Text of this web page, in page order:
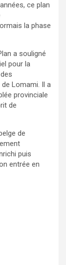
ce plan
la phase
a souligné
pour la
Lomami. Il a
provinciale
de
de
puis
entrée en